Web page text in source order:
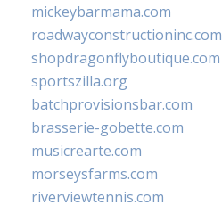
mickeybarmama.com
roadwayconstructioninc.com
shopdragonflyboutique.com
sportszilla.org
batchprovisionsbar.com
brasserie-gobette.com
musicrearte.com
morseysfarms.com
riverviewtennis.com